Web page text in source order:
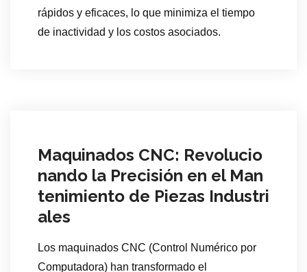
rápidos y eficaces, lo que minimiza el tiempo
de inactividad y los costos asociados.
Maquinados CNC: Revolucio
nando la Precisión en el Man
tenimiento de Piezas Industri
ales
Los maquinados CNC (Control Numérico por
Computadora) han transformado el